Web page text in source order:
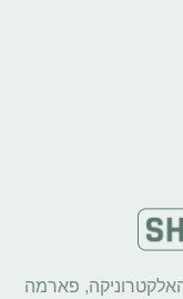
האלקטרוניקה, פארמה